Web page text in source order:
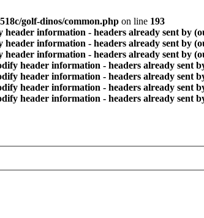
golf-dinos/common.php on line 193
header information - headers already sent by
header information - headers already sent by
header information - headers already sent by
header information - headers already sent
header information - headers already sent
header information - headers already sent
header information - headers already sent